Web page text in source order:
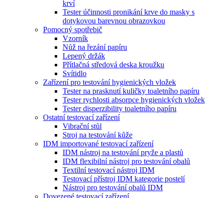
krví
Tester účinnosti pronikání krve do masky s
dotykovou barevnou obrazovkou
Pomocný spotřebič
Vzorník
Nůž na řezání papíru
Lepený držák
Přítlačná středová deska kroužku
Svítidlo
Zařízení pro testování hygienických vložek
Tester na prasknutí kuličky toaletního papíru
Tester rychlosti absorpce hygienických vložek
Tester disperzibility toaletního papíru
Ostatní testovací zařízení
Vibrační stůl
Stroj na testování kůže
IDM importované testovací zařízení
IDM nástroj na testování pryže a plastů
IDM flexibilní nástroj pro testování obalů
Textilní testovací nástroj IDM
Testovací přístroj IDM kategorie postelí
Nástroj pro testování obalů IDM
Dovezené testovací zařízení